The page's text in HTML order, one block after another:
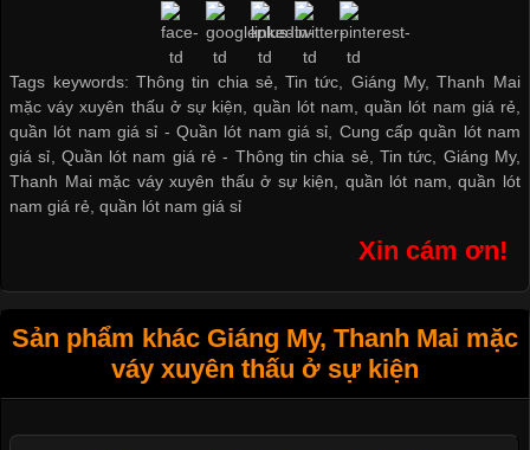
Tags keywords: Thông tin chia sẻ, Tin tức, Giáng My, Thanh Mai
mặc váy xuyên thấu ở sự kiện, quần lót nam, quần lót nam giá rẻ,
quần lót nam giá sỉ -Quần lót nam giá sỉ, Cung cấp quần lót nam
giá sỉ, Quần lót nam giá rẻ - Thông tin chia sẻ, Tin tức, Giáng My,
Thanh Mai mặc váy xuyên thấu ở sự kiện, quần lót nam,quần lót
nam giá rẻ,quần lót nam giá sỉ
Xin cám ơn!
Sản phẩm khác Giáng My, Thanh Mai mặc
váy xuyên thấu ở sự kiện